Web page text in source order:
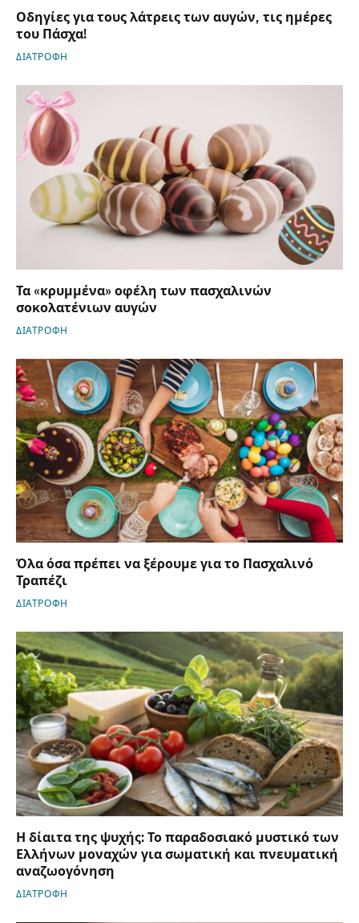
Οδηγίες για τους λάτρεις των αυγών, τις ημέρες
του Πάσχα!
ΔΙΑΤΡΟΦΗ
Τα «κρυμμένα» οφέλη των πασχαλινών
σοκολατένιων αυγών
ΔΙΑΤΡΟΦΗ
Όλα όσα πρέπει να ξέρουμε για το Πασχαλινό
Τραπέζι
ΔΙΑΤΡΟΦΗ
Η δίαιτα της ψυχής: Το παραδοσιακό μυστικό των
Ελλήνων μοναχών για σωματική και πνευματική
αναζωογόνηση
ΔΙΑΤΡΟΦΗ